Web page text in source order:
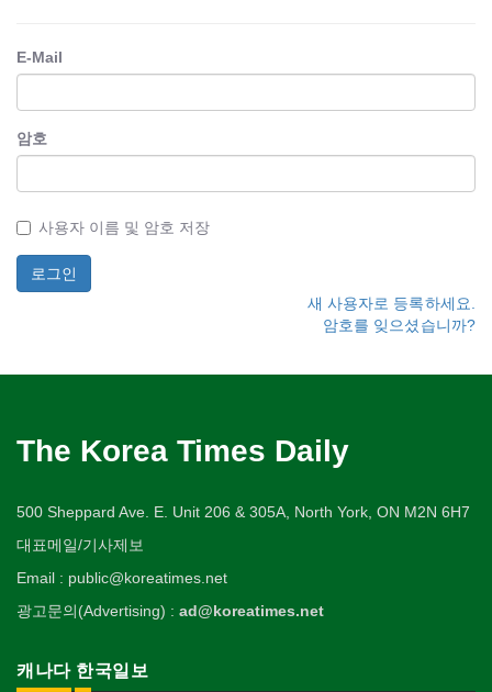
E-Mail
암호
사용자 이름 및 암호 저장
새 사용자로 등록하세요.
암호를 잊으셨습니까?
The Korea Times Daily
500 Sheppard Ave. E. Unit 206 & 305A, North York, ON M2N 6H7
대표메일/기사제보
Email : public@koreatimes.net
광고문의(Advertising) : ad@koreatimes.net
캐나다 한국일보